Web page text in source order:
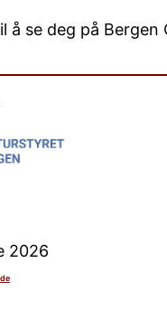
se deg på Bergen
2026